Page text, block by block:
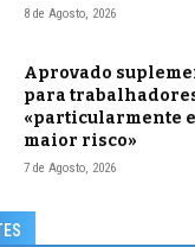
8 de Agosto, 2026
Aprovado
para
«particularmente
maior risco»
7 de Agosto, 2026